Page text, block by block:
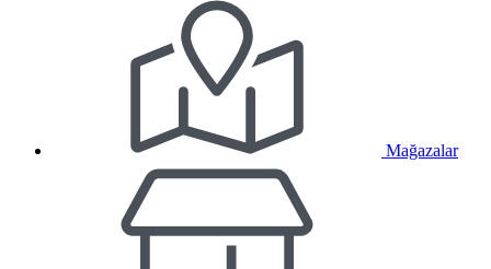
Mağazalar